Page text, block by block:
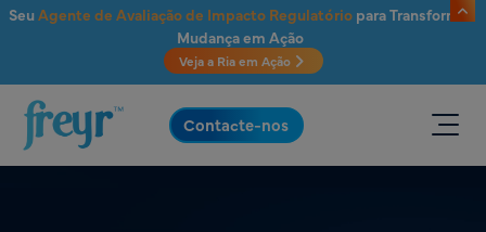
Saltar para o conteúdo principal
Seu Agente de Avaliação de Impacto Regulatóriopara Transformar
Mudança em Ação
Veja a Ria em Ação
.
Contacte-nos